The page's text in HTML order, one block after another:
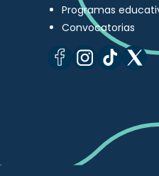
Programas
Convocatorias